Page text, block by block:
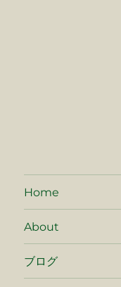
Home
About
ブログ